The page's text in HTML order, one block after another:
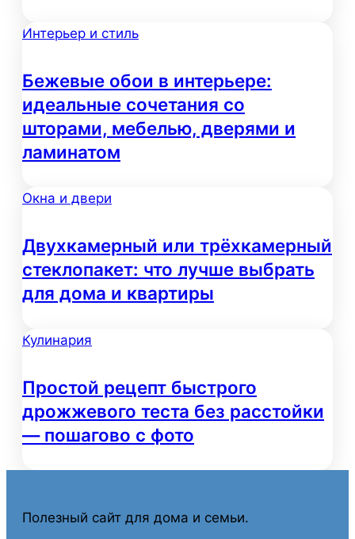
Интерьер и стиль
Бежевые обои в интерьере:
идеальные сочетания со
шторами, мебелью, дверями и
ламинатом
Окна и двери
Двухкамерный или трёхкамерный
стеклопакет: что лучше выбрать
для дома и квартиры
Кулинария
Простой рецепт быстрого
дрожжевого теста без расстойки
— пошагово с фото
Полезный сайт для дома и семьи.